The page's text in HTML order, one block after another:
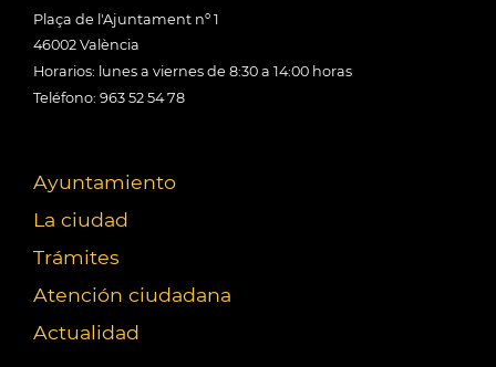
Plaça de l'Ajuntament nº 1
46002 València
Horarios: lunes a viernes de 8:30 a 14:00 horas
Teléfono: 963 52 54 78
Ayuntamiento
La ciudad
Trámites
Atención ciudadana
Actualidad